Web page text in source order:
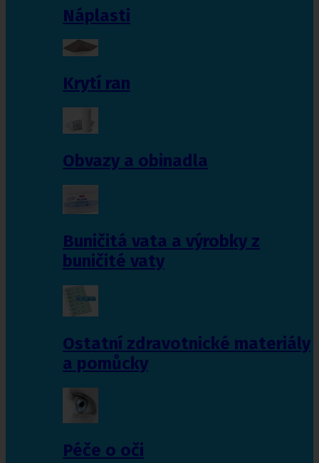
Náplasti
Krytí ran
Obvazy a obinadla
Buničitá vata a výrobky z
buničité vaty
Ostatní zdravotnické materiály
a pomůcky
Péče o oči